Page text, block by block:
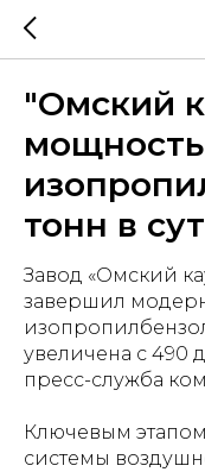
"Омский
тонн в
Завод «Омский
завершил
увеличена с 490
пресс-служба
Ключевым этапом
системы